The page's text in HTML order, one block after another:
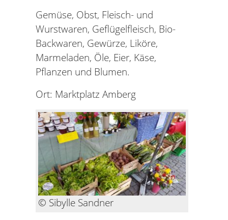
Gemüse, Obst, Fleisch- und
Wurstwaren, Geflügelfleisch, Bio-
Backwaren, Gewürze, Liköre,
Marmeladen, Öle, Eier, Käse,
Pflanzen und Blumen.
Ort: Marktplatz Amberg
© Sibylle Sandner